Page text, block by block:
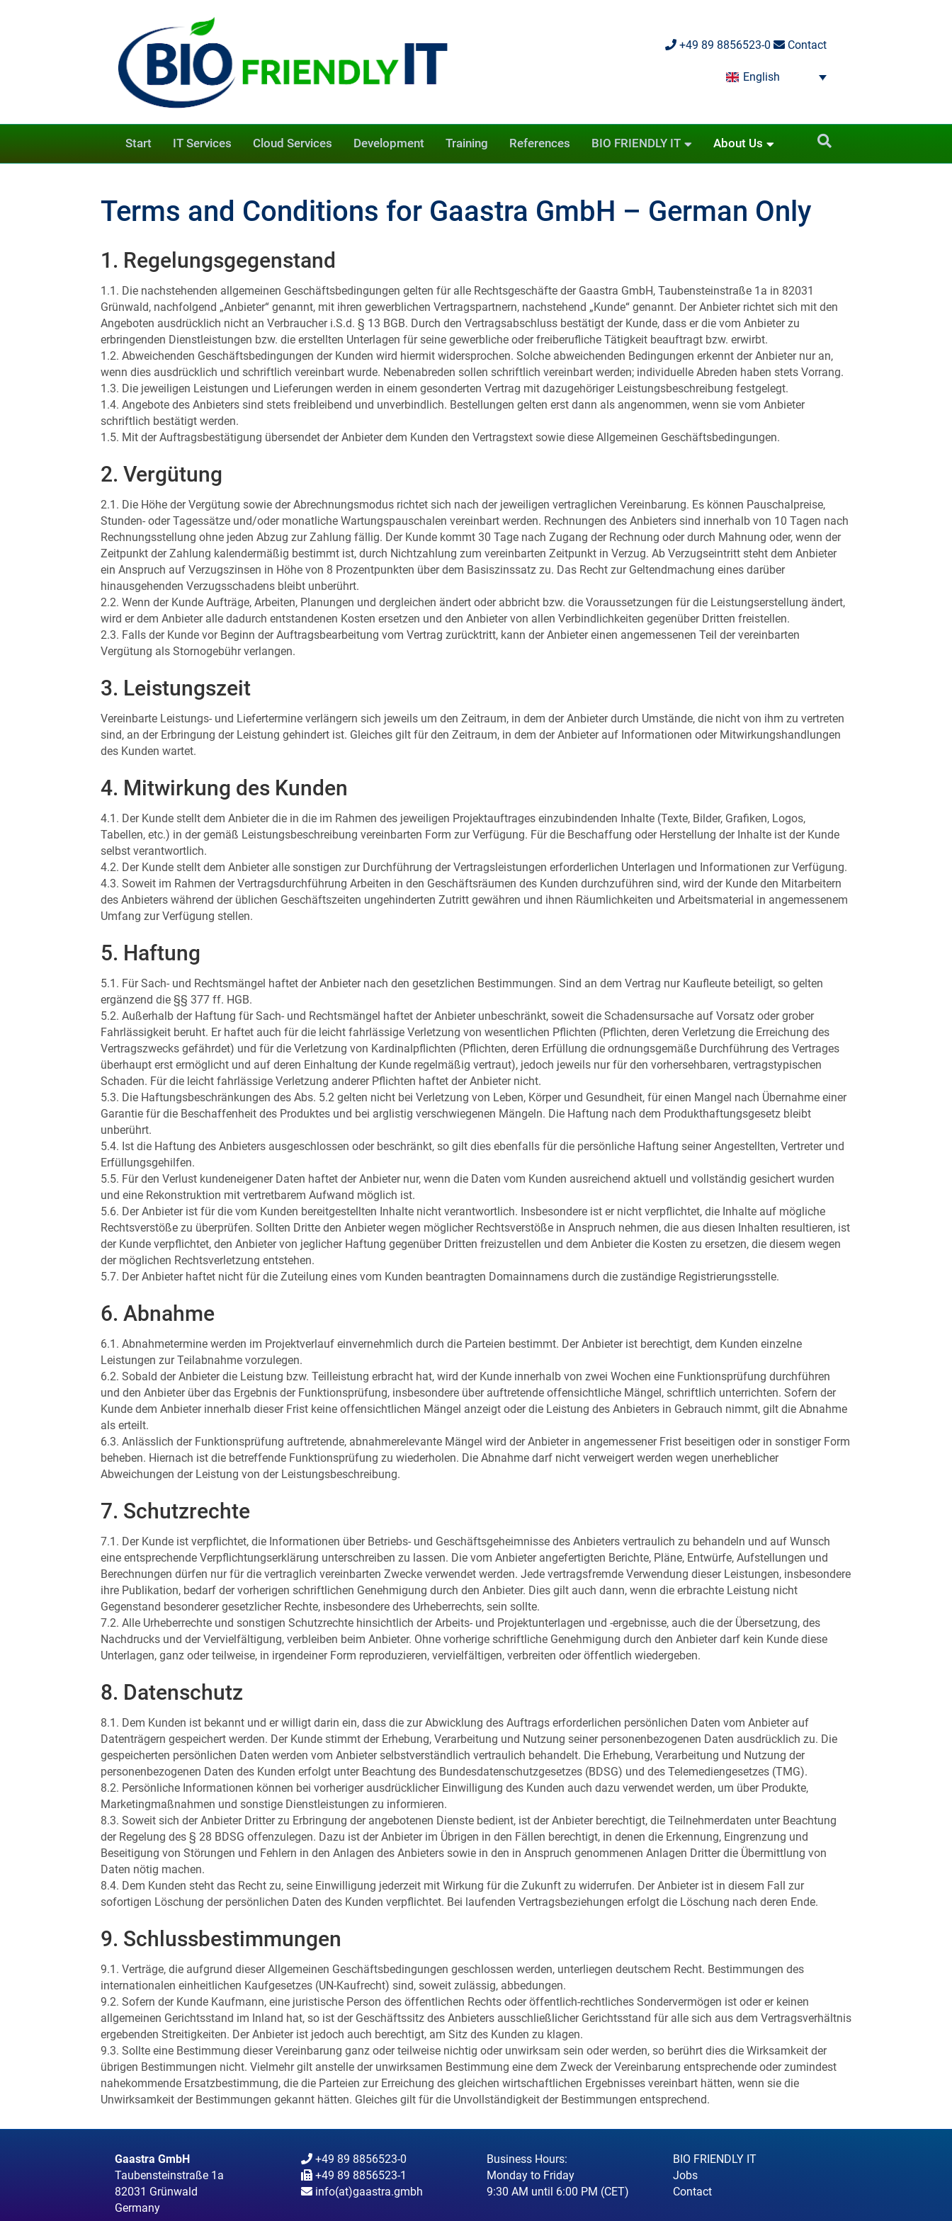
+49 89 8856523-0 Contact
English
Start IT Services Cloud Services Development Training References BIO FRIENDLY IT About Us
Terms and Conditions for Gaastra GmbH – German Only
1. Regelungsgegenstand
1.1. Die nachstehenden allgemeinen Geschäftsbedingungen gelten für alle Rechtsgeschäfte der Gaastra GmbH, Taubensteinstraße 1a in 82031
Grünwald, nachfolgend „Anbieter“ genannt, mit ihren gewerblichen Vertragspartnern, nachstehend „Kunde“ genannt. Der Anbieter richtet sich mit den
Angeboten ausdrücklich nicht an Verbraucher i.S.d. § 13 BGB. Durch den Vertragsabschluss bestätigt der Kunde, dass er die vom Anbieter zu
erbringenden Dienstleistungen bzw. die erstellten Unterlagen für seine gewerbliche oder freiberufliche Tätigkeit beauftragt bzw. erwirbt.
1.2. Abweichenden Geschäftsbedingungen der Kunden wird hiermit widersprochen. Solche abweichenden Bedingungen erkennt der Anbieter nur an,
wenn dies ausdrücklich und schriftlich vereinbart wurde. Nebenabreden sollen schriftlich vereinbart werden; individuelle Abreden haben stets Vorrang.
1.3. Die jeweiligen Leistungen und Lieferungen werden in einem gesonderten Vertrag mit dazugehöriger Leistungsbeschreibung festgelegt.
1.4. Angebote des Anbieters sind stets freibleibend und unverbindlich. Bestellungen gelten erst dann als angenommen, wenn sie vom Anbieter
schriftlich bestätigt werden.
1.5. Mit der Auftragsbestätigung übersendet der Anbieter dem Kunden den Vertragstext sowie diese Allgemeinen Geschäftsbedingungen.
2. Vergütung
2.1. Die Höhe der Vergütung sowie der Abrechnungsmodus richtet sich nach der jeweiligen vertraglichen Vereinbarung. Es können Pauschalpreise,
Stunden- oder Tagessätze und/oder monatliche Wartungspauschalen vereinbart werden. Rechnungen des Anbieters sind innerhalb von 10 Tagen nach
Rechnungsstellung ohne jeden Abzug zur Zahlung fällig. Der Kunde kommt 30 Tage nach Zugang der Rechnung oder durch Mahnung oder, wenn der
Zeitpunkt der Zahlung kalendermäßig bestimmt ist, durch Nichtzahlung zum vereinbarten Zeitpunkt in Verzug. Ab Verzugseintritt steht dem Anbieter
ein Anspruch auf Verzugszinsen in Höhe von 8 Prozentpunkten über dem Basiszinssatz zu. Das Recht zur Geltendmachung eines darüber
hinausgehenden Verzugsschadens bleibt unberührt.
2.2. Wenn der Kunde Aufträge, Arbeiten, Planungen und dergleichen ändert oder abbricht bzw. die Voraussetzungen für die Leistungserstellung ändert,
wird er dem Anbieter alle dadurch entstandenen Kosten ersetzen und den Anbieter von allen Verbindlichkeiten gegenüber Dritten freistellen.
2.3. Falls der Kunde vor Beginn der Auftragsbearbeitung vom Vertrag zurücktritt, kann der Anbieter einen angemessenen Teil der vereinbarten
Vergütung als Stornogebühr verlangen.
3. Leistungszeit
Vereinbarte Leistungs- und Liefertermine verlängern sich jeweils um den Zeitraum, in dem der Anbieter durch Umstände, die nicht von ihm zu vertreten
sind, an der Erbringung der Leistung gehindert ist. Gleiches gilt für den Zeitraum, in dem der Anbieter auf Informationen oder Mitwirkungshandlungen
des Kunden wartet.
4. Mitwirkung des Kunden
4.1. Der Kunde stellt dem Anbieter die in die im Rahmen des jeweiligen Projektauftrages einzubindenden Inhalte (Texte, Bilder, Grafiken, Logos,
Tabellen, etc.) in der gemäß Leistungsbeschreibung vereinbarten Form zur Verfügung. Für die Beschaffung oder Herstellung der Inhalte ist der Kunde
selbst verantwortlich.
4.2. Der Kunde stellt dem Anbieter alle sonstigen zur Durchführung der Vertragsleistungen erforderlichen Unterlagen und Informationen zur Verfügung.
4.3. Soweit im Rahmen der Vertragsdurchführung Arbeiten in den Geschäftsräumen des Kunden durchzuführen sind, wird der Kunde den Mitarbeitern
des Anbieters während der üblichen Geschäftszeiten ungehinderten Zutritt gewähren und ihnen Räumlichkeiten und Arbeitsmaterial in angemessenem
Umfang zur Verfügung stellen.
5. Haftung
5.1. Für Sach- und Rechtsmängel haftet der Anbieter nach den gesetzlichen Bestimmungen. Sind an dem Vertrag nur Kaufleute beteiligt, so gelten
ergänzend die §§ 377 ff. HGB.
5.2. Außerhalb der Haftung für Sach- und Rechtsmängel haftet der Anbieter unbeschränkt, soweit die Schadensursache auf Vorsatz oder grober
Fahrlässigkeit beruht. Er haftet auch für die leicht fahrlässige Verletzung von wesentlichen Pflichten (Pflichten, deren Verletzung die Erreichung des
Vertragszwecks gefährdet) und für die Verletzung von Kardinalpflichten (Pflichten, deren Erfüllung die ordnungsgemäße Durchführung des Vertrages
überhaupt erst ermöglicht und auf deren Einhaltung der Kunde regelmäßig vertraut), jedoch jeweils nur für den vorhersehbaren, vertragstypischen
Schaden. Für die leicht fahrlässige Verletzung anderer Pflichten haftet der Anbieter nicht.
5.3. Die Haftungsbeschränkungen des Abs. 5.2 gelten nicht bei Verletzung von Leben, Körper und Gesundheit, für einen Mangel nach Übernahme einer
Garantie für die Beschaffenheit des Produktes und bei arglistig verschwiegenen Mängeln. Die Haftung nach dem Produkthaftungsgesetz bleibt
unberührt.
5.4. Ist die Haftung des Anbieters ausgeschlossen oder beschränkt, so gilt dies ebenfalls für die persönliche Haftung seiner Angestellten, Vertreter und
Erfüllungsgehilfen.
5.5. Für den Verlust kundeneigener Daten haftet der Anbieter nur, wenn die Daten vom Kunden ausreichend aktuell und vollständig gesichert wurden
und eine Rekonstruktion mit vertretbarem Aufwand möglich ist.
5.6. Der Anbieter ist für die vom Kunden bereitgestellten Inhalte nicht verantwortlich. Insbesondere ist er nicht verpflichtet, die Inhalte auf mögliche
Rechtsverstöße zu überprüfen. Sollten Dritte den Anbieter wegen möglicher Rechtsverstöße in Anspruch nehmen, die aus diesen Inhalten resultieren, ist
der Kunde verpflichtet, den Anbieter von jeglicher Haftung gegenüber Dritten freizustellen und dem Anbieter die Kosten zu ersetzen, die diesem wegen
der möglichen Rechtsverletzung entstehen.
5.7. Der Anbieter haftet nicht für die Zuteilung eines vom Kunden beantragten Domainnamens durch die zuständige Registrierungsstelle.
6. Abnahme
6.1. Abnahmetermine werden im Projektverlauf einvernehmlich durch die Parteien bestimmt. Der Anbieter ist berechtigt, dem Kunden einzelne
Leistungen zur Teilabnahme vorzulegen.
6.2. Sobald der Anbieter die Leistung bzw. Teilleistung erbracht hat, wird der Kunde innerhalb von zwei Wochen eine Funktionsprüfung durchführen
und den Anbieter über das Ergebnis der Funktionsprüfung, insbesondere über auftretende offensichtliche Mängel, schriftlich unterrichten. Sofern der
Kunde dem Anbieter innerhalb dieser Frist keine offensichtlichen Mängel anzeigt oder die Leistung des Anbieters in Gebrauch nimmt, gilt die Abnahme
als erteilt.
6.3. Anlässlich der Funktionsprüfung auftretende, abnahmerelevante Mängel wird der Anbieter in angemessener Frist beseitigen oder in sonstiger Form
beheben. Hiernach ist die betreffende Funktionsprüfung zu wiederholen. Die Abnahme darf nicht verweigert werden wegen unerheblicher
Abweichungen der Leistung von der Leistungsbeschreibung.
7. Schutzrechte
7.1. Der Kunde ist verpflichtet, die Informationen über Betriebs- und Geschäftsgeheimnisse des Anbieters vertraulich zu behandeln und auf Wunsch
eine entsprechende Verpflichtungserklärung unterschreiben zu lassen. Die vom Anbieter angefertigten Berichte, Pläne, Entwürfe, Aufstellungen und
Berechnungen dürfen nur für die vertraglich vereinbarten Zwecke verwendet werden. Jede vertragsfremde Verwendung dieser Leistungen, insbesondere
ihre Publikation, bedarf der vorherigen schriftlichen Genehmigung durch den Anbieter. Dies gilt auch dann, wenn die erbrachte Leistung nicht
Gegenstand besonderer gesetzlicher Rechte, insbesondere des Urheberrechts, sein sollte.
7.2. Alle Urheberrechte und sonstigen Schutzrechte hinsichtlich der Arbeits- und Projektunterlagen und -ergebnisse, auch die der Übersetzung, des
Nachdrucks und der Vervielfältigung, verbleiben beim Anbieter. Ohne vorherige schriftliche Genehmigung durch den Anbieter darf kein Kunde diese
Unterlagen, ganz oder teilweise, in irgendeiner Form reproduzieren, vervielfältigen, verbreiten oder öffentlich wiedergeben.
8. Datenschutz
8.1. Dem Kunden ist bekannt und er willigt darin ein, dass die zur Abwicklung des Auftrags erforderlichen persönlichen Daten vom Anbieter auf
Datenträgern gespeichert werden. Der Kunde stimmt der Erhebung, Verarbeitung und Nutzung seiner personenbezogenen Daten ausdrücklich zu. Die
gespeicherten persönlichen Daten werden vom Anbieter selbstverständlich vertraulich behandelt. Die Erhebung, Verarbeitung und Nutzung der
personenbezogenen Daten des Kunden erfolgt unter Beachtung des Bundesdatenschutzgesetzes (BDSG) und des Telemediengesetzes (TMG).
8.2. Persönliche Informationen können bei vorheriger ausdrücklicher Einwilligung des Kunden auch dazu verwendet werden, um über Produkte,
Marketingmaßnahmen und sonstige Dienstleistungen zu informieren.
8.3. Soweit sich der Anbieter Dritter zu Erbringung der angebotenen Dienste bedient, ist der Anbieter berechtigt, die Teilnehmerdaten unter Beachtung
der Regelung des § 28 BDSG offenzulegen. Dazu ist der Anbieter im Übrigen in den Fällen berechtigt, in denen die Erkennung, Eingrenzung und
Beseitigung von Störungen und Fehlern in den Anlagen des Anbieters sowie in den in Anspruch genommenen Anlagen Dritter die Übermittlung von
Daten nötig machen.
8.4. Dem Kunden steht das Recht zu, seine Einwilligung jederzeit mit Wirkung für die Zukunft zu widerrufen. Der Anbieter ist in diesem Fall zur
sofortigen Löschung der persönlichen Daten des Kunden verpflichtet. Bei laufenden Vertragsbeziehungen erfolgt die Löschung nach deren Ende.
9. Schlussbestimmungen
9.1. Verträge, die aufgrund dieser Allgemeinen Geschäftsbedingungen geschlossen werden, unterliegen deutschem Recht. Bestimmungen des
internationalen einheitlichen Kaufgesetzes (UN-Kaufrecht) sind, soweit zulässig, abbedungen.
9.2. Sofern der Kunde Kaufmann, eine juristische Person des öffentlichen Rechts oder öffentlich-rechtliches Sondervermögen ist oder er keinen
allgemeinen Gerichtsstand im Inland hat, so ist der Geschäftssitz des Anbieters ausschließlicher Gerichtsstand für alle sich aus dem Vertragsverhältnis
ergebenden Streitigkeiten. Der Anbieter ist jedoch auch berechtigt, am Sitz des Kunden zu klagen.
9.3. Sollte eine Bestimmung dieser Vereinbarung ganz oder teilweise nichtig oder unwirksam sein oder werden, so berührt dies die Wirksamkeit der
übrigen Bestimmungen nicht. Vielmehr gilt anstelle der unwirksamen Bestimmung eine dem Zweck der Vereinbarung entsprechende oder zumindest
nahekommende Ersatzbestimmung, die die Parteien zur Erreichung des gleichen wirtschaftlichen Ergebnisses vereinbart hätten, wenn sie die
Unwirksamkeit der Bestimmungen gekannt hätten. Gleiches gilt für die Unvollständigkeit der Bestimmungen entsprechend.
Gaastra GmbH
Taubensteinstraße 1a
82031 Grünwald
Germany
+49 89 8856523-0
+49 89 8856523-1
info(at)gaastra.gmbh
Business Hours:
Monday to Friday
9:30 AM until 6:00 PM (CET)
BIO FRIENDLY IT
Jobs
Contact